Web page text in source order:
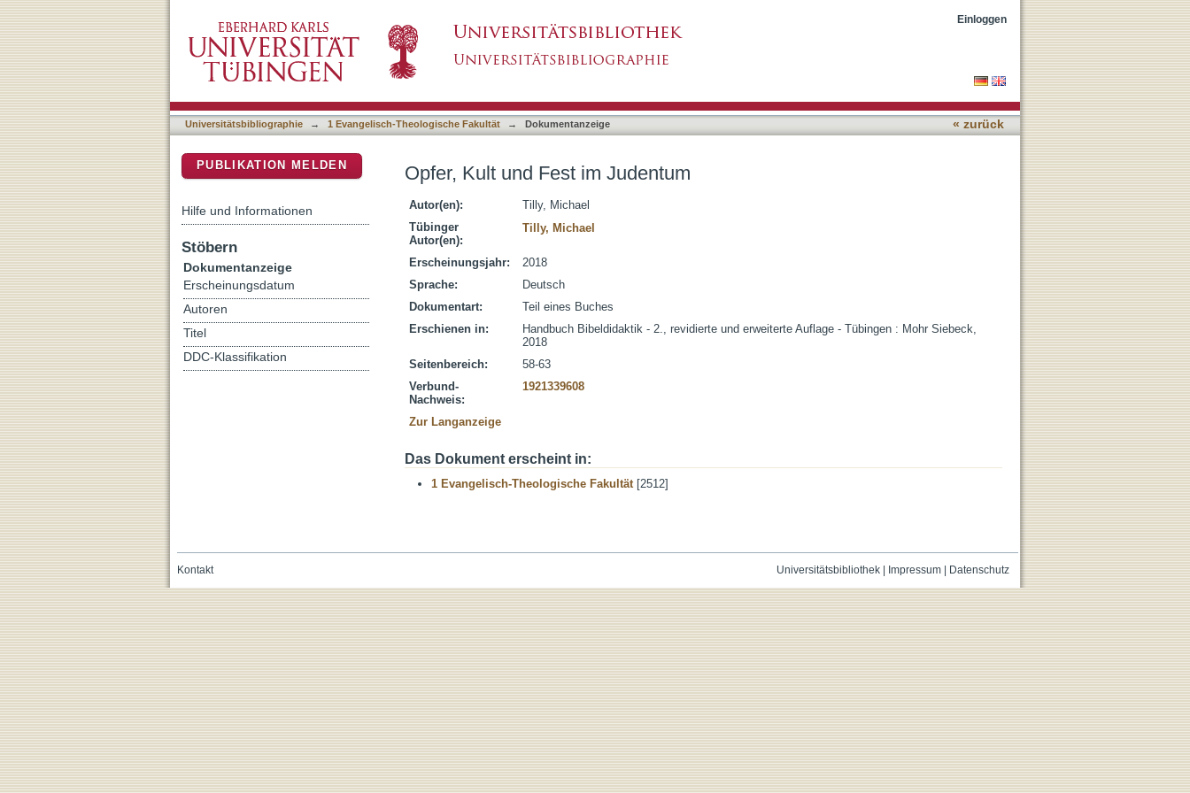
Einloggen
Universitätsbibliographie → 1 Evangelisch-Theologische Fakultät → Dokumentanzeige « zurück
Opfer, Kult und Fest im Judentum
Autor(en):
Tilly, Michael
Tübinger
Autor(en):
Tilly, Michael
Erscheinungsjahr:
2018
Sprache:
Deutsch
Dokumentart:
Teil eines Buches
Erschienen in:
Handbuch Bibeldidaktik - 2., revidierte und erweiterte Auflage - Tübingen : Mohr Siebeck,
2018
Seitenbereich:
58-63
Verbund-
Nachweis:
1921339608
Zur Langanzeige
Das Dokument erscheint in:
1 Evangelisch-Theologische Fakultät[2512]
PUBLIKATION MELDEN
Hilfe und Informationen
Stöbern
Dokumentanzeige
Erscheinungsdatum
Autoren
Titel
DDC-Klassifikation
Universitätsbibliothek| Impressum| Datenschutz
Kontakt